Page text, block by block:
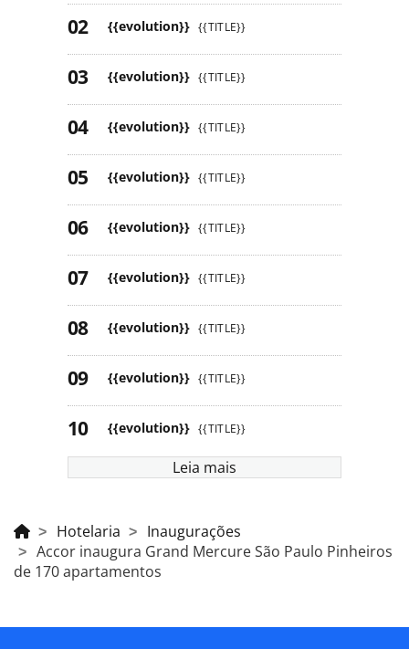
{{evolution}} {{TITLE}}
{{evolution}} {{TITLE}}
{{evolution}} {{TITLE}}
{{evolution}} {{TITLE}}
{{evolution}} {{TITLE}}
{{evolution}} {{TITLE}}
{{evolution}} {{TITLE}}
{{evolution}} {{TITLE}}
{{evolution}} {{TITLE}}
Leia mais
Hotelaria
Inaugurações
Accor inaugura Grand Mercure São Paulo Pinheiros
de 170 apartamentos